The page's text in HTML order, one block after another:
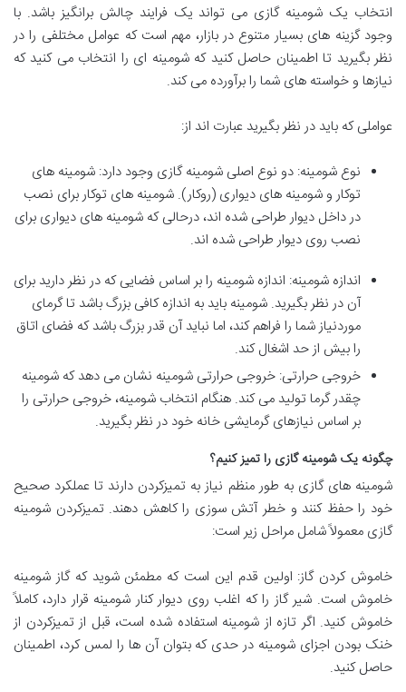
انتخاب یک شومینه گازی می تواند یک فرایند چالش برانگیز باشد. با
وجود گزینه های بسیار متنوع در بازار، مهم است که عوامل مختلفی را در
نظر بگیرید تا اطمینان حاصل کنید که شومینه ای را انتخاب می کنید که
نیازها و خواسته های شما را برآورده می کند.
عواملی که باید در نظر بگیرید عبارت اند از:
نوع شومینه: دو نوع اصلی شومینه گازی وجود دارد: شومینه های
توکار و شومینه های دیواری (روکار). شومینه های توکار برای نصب
در داخل دیوار طراحی شده اند، درحالی که شومینه های دیواری برای
نصب روی دیوار طراحی شده اند.
اندازه شومینه: اندازه شومینه را بر اساس فضایی که در نظر دارید برای
آن در نظر بگیرید. شومینه باید به اندازه کافی بزرگ باشد تا گرمای
موردنیاز شما را فراهم کند، اما نباید آن قدر بزرگ باشد که فضای اتاق
را بیش از حد اشغال کند.
خروجی حرارتی: خروجی حرارتی شومینه نشان می دهد که شومینه
چقدر گرما تولید می کند. هنگام انتخاب شومینه، خروجی حرارتی را
بر اساس نیازهای گرمایشی خانه خود در نظر بگیرید.
چگونه یک شومینه گازی را تمیز کنیم؟
شومینه های گازی به طور منظم نیاز به تمیزکردن دارند تا عملکرد صحیح
خود را حفظ کنند و خطر آتش سوزی را کاهش دهند. تمیزکردن شومینه
گازی معمولاً شامل مراحل زیر است:
خاموش کردن گاز: اولین قدم این است که مطمئن شوید که گاز شومینه
خاموش است. شیر گاز را که اغلب روی دیوار کنار شومینه قرار دارد، کاملاً
خاموش کنید. اگر تازه از شومینه استفاده شده است، قبل از تمیزکردن از
خنک بودن اجزای شومینه در حدی که بتوان آن ها را لمس کرد، اطمینان
حاصل کنید.